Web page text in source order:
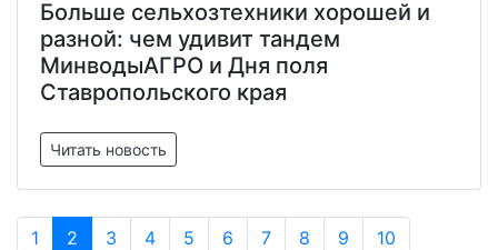
Больше сельхозтехники хорошей и
разной: чем удивит тандем
МинводыАГРО и Дня поля
Ставропольского края
Читать новость
1 2 3 4 5 6 7 8 9 10